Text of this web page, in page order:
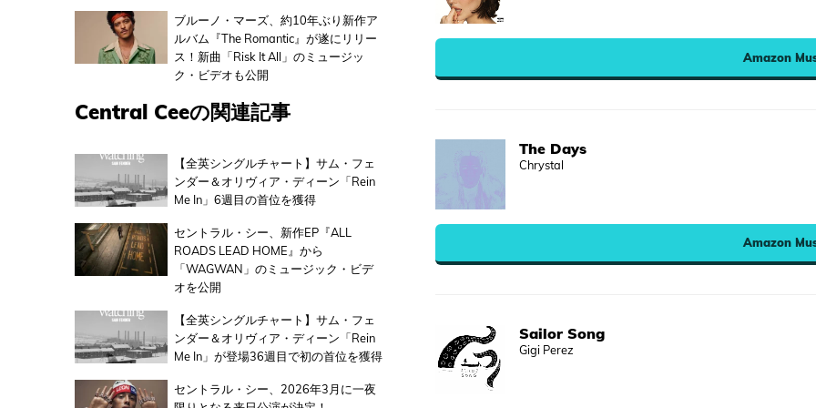
Amazon
The Days
Chrystal
Amazon
Sailor Song
Gigi Perez
ブルーノ・マーズ、約10年ぶり新作ア
ルバム『The Romantic』が遂にリリー
ス！新曲「Risk It All」のミュージッ
ク・ビデオも公開
Central Ceeの関連記事
【全英シングルチャート】サム・フェ
ンダー＆オリヴィア・ディーン「Rein
Me In」6週目の首位を獲得
セントラル・シー、新作EP『ALL
ROADS LEAD HOME』から
「WAGWAN」のミュージック・ビデ
オを公開
【全英シングルチャート】サム・フェ
ンダー＆オリヴィア・ディーン「Rein
Me In」が登場36週目で初の首位を獲得
セントラル・シー、2026年3月に一夜